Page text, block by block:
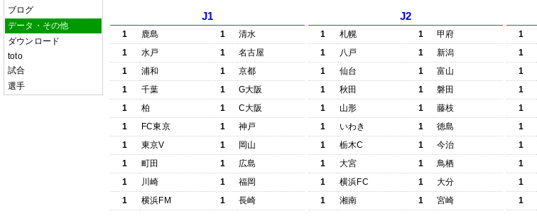
ブログ
データ・その他
ダウンロード
toto
試合
選手
J1
1 鹿島 1
清水
1
水戸 1
名古屋
1
浦和 1
京都
1
千葉 1
G大阪
1
柏 1
C大阪
1
FC東京 1
神戸
1
東京V 1
岡山
1
町田 1
広島
1
川崎 1
福岡
1
横浜FM 1 長崎
J2
1 札幌 1
甲府
1
八戸 1
新潟
1
仙台 1
富山
1
秋田 1
磐田
1
山形 1
藤枝
1
いわき 1
徳島
1
栃木C 1
今治
1
大宮 1
鳥栖
1
横浜FC 1
大分
1
湘南 1 宮崎
1
1
1
1
1
1
1
1
1
1